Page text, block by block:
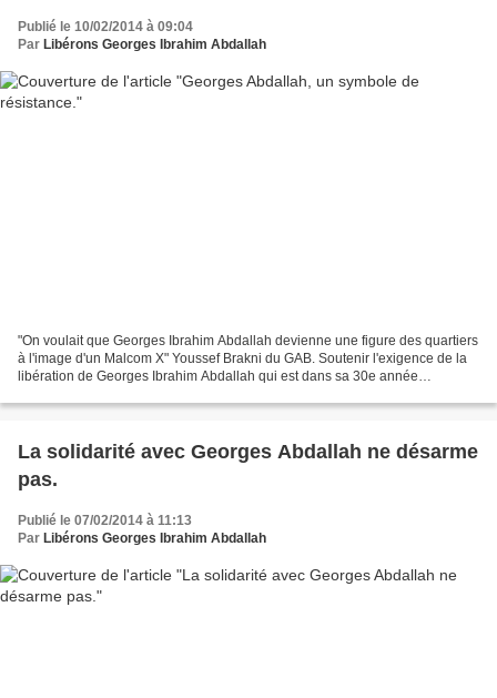
Publié le 10/02/2014 à 09:04
Par Libérons Georges Ibrahim Abdallah
"On voulait que Georges Ibrahim Abdallah devienne une figure des quartiers
à l'image d'un Malcom X" Youssef Brakni du GAB. Soutenir l'exigence de la
libération de Georges Ibrahim Abdallah qui est dans sa 30e année
La solidarité avec Georges Abdallah ne désarme
pas.
Publié le 07/02/2014 à 11:13
Par Libérons Georges Ibrahim Abdallah